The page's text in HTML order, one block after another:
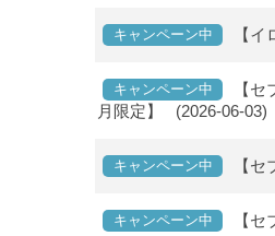
キャンペーン中 【
キャンペーン中
【
月限定】
(2026-06-03)
キャンペーン中 【
キャンペーン中 【